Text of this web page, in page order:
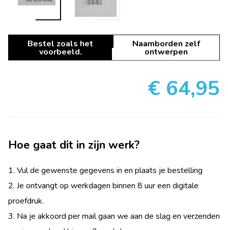
Bestel zoals het
voorbeeld.
Naamborden zelf
ontwerpen
€ 64,95
Hoe gaat dit in zijn werk?
1. Vul de gewenste gegevens in en plaats je bestelling
2. Je ontvangt op werkdagen binnen 8 uur een digitale
proefdruk.
3. Na je akkoord per mail gaan we aan de slag en verzenden